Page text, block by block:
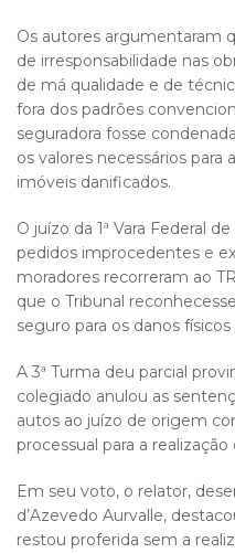
Os autores argumentaram
de irresponsabilidade nas
de má qualidade e de
fora dos padrões
seguradora fosse
os valores necessários para
imóveis danificados.
O juízo da 1ª Vara Federal
pedidos improcedentes e
moradores recorreram ao
que o Tribunal
seguro para os danos
A 3ª Turma deu parcial
colegiado anulou as
autos ao juízo de origem
processual para a
Em seu voto, o relator,
d’Azevedo Aurvalle,
restou proferida sem a